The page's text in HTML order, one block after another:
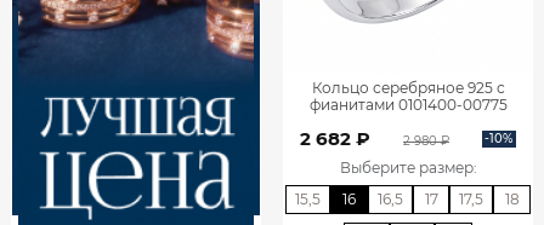
Кольцо серебряное 925 с
фианитами 0101400-00775
2 682 ₽ 2 980 ₽ -10%
Выберите размер:
15,5
16 16,5 17 17,5 18